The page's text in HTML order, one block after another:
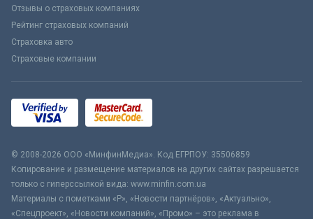
Отзывы о страховых компаниях
Рейтинг страховых компаний
Страховка авто
Страховые компании
© 2008-2026 ООО «МинфинМедиа». Код ЕГРПОУ: 35506859
Копирование и размещение материалов на других сайтах разрешается
только с гиперссылкой вида: www.minfin.com.ua
Материалы с пометками «Р», «Новости партнёров», «Актуально»,
«Спецпроект», «Новости компаний», «Промо» – это реклама в